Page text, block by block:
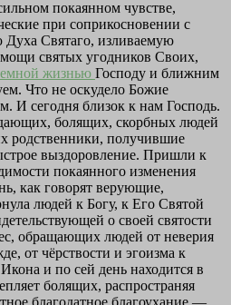
покаянном чувстве,
при соприкосновении с
Духа Святаго, изливаемую
святых угодников Своих,
жизнью Господу и ближним
Что не оскудело Божие
И сегодня близок к нам Господь.
болящих, скорбных людей
родственники, получившие
выздоровление. Пришли к
покаянного изменения
как говорят верующие,
людей к Богу, к Его Святой
о своей святости
обращающих людей от неверия
от чёрствости и эгоизма к
и по сей день находится в
болящих, распространяя
благодатное благоухание —